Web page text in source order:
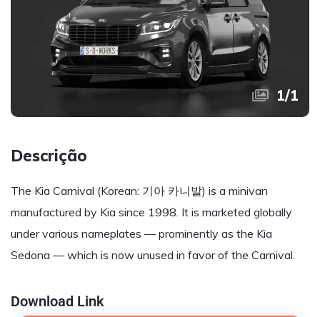
1/1
Descrição
The Kia Carnival (Korean: 기아 카니발) is a minivan
manufactured by Kia since 1998. It is marketed globally
under various nameplates — prominently as the Kia
Sedona — which is now unused in favor of the Carnival.
Download Link